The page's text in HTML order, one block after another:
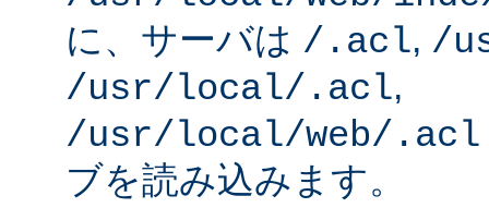
に、サーバは /.acl, /
/usr/local/.acl,
/usr/local/web/.acl
ブを読み込みます。